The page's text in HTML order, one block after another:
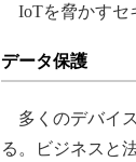
IoTを脅かすセ
データ保護
多くのデバイ
る。ビジネスと